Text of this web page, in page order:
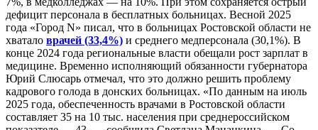
дефицит персонала в бесплатных больницах. Весной 2025
года «Город N» писал, что в больницах Ростовской области не
хватало врачей (33,4%) и среднего медперсонала (30,1%). В
конце 2024 года региональные власти обещали рост зарплат в
медицине. Временно исполняющий обязанности губернатора
Юрий Слюсарь отмечал, что это должно решить проблему
кадрового голода в донских больницах. «По данным на июль
2025 года, обеспеченность врачами в Ростовской области
составляет 35 на 10 тыс. населения при среднероссийском